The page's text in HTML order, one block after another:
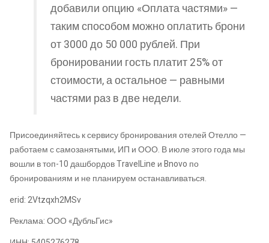
добавили опцию «Оплата частями» —
таким способом можно оплатить брони
от 3000 до 50 000 рублей. При
бронировании гость платит 25% от
стоимости, а остальное — равными
частями раз в две недели.
Присоединяйтесь к сервису бронирования отелей Отелло —
работаем с самозанятыми, ИП и ООО. В июле этого года мы
вошли в топ-10 дашбордов TravelLine и Bnovo по
бронированиям и не планируем останавливаться.
erid: 2Vtzqxh2MSv
Реклама: ООО «ДубльГис»